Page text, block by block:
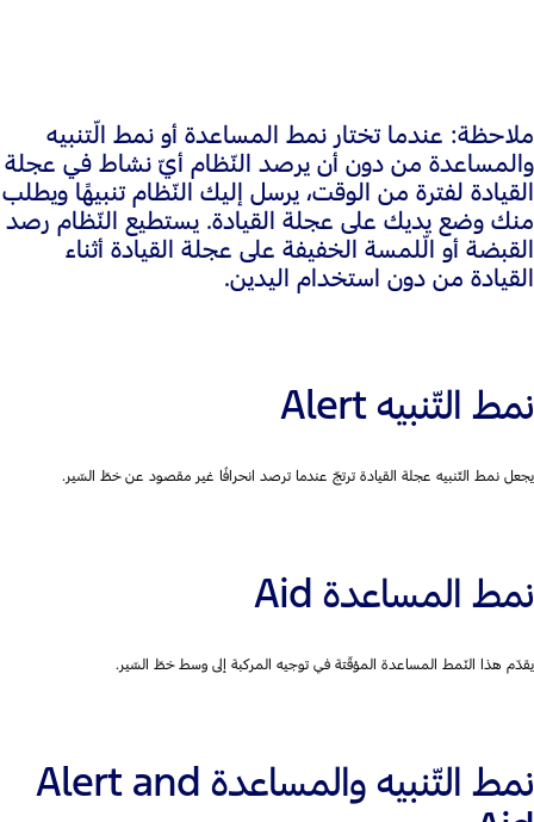
ملاحظة: عندما تختار نمط المساعدة أو نمط الّتنبيه
والمساعدة من دون أن يرصد النّظام أيّ نشاط في عجلة
القيادة لفترة من الوقت، يرسل إليك النّظام تنبيهًا ويطلب
منك وضع يديك على عجلة القيادة. يستطيع النّظام رصد
القبضة أو الّلمسة الخفيفة على عجلة القيادة أثناء
القيادة من دون استخدام اليدين.
نمط التّنبيه Alert
يجعل نمط التّنبيه عجلة القيادة ترتجّ عندما ترصد انحرافًا غير مقصود عن خطّ السّير.
نمط المساعدة Aid
يقدّم هذا النّمط المساعدة المؤقّتة في توجيه المركبة إلى وسط خطّ السّير.
نمط التّنبيه والمساعدة Alert and